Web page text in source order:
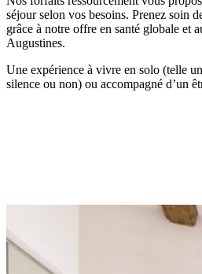
séjour selon vos besoins. Prenez soin
grâce à notre offre en santé globale et
Augustines.
Une expérience à vivre en solo (telle
silence ou non) ou accompagné d’un